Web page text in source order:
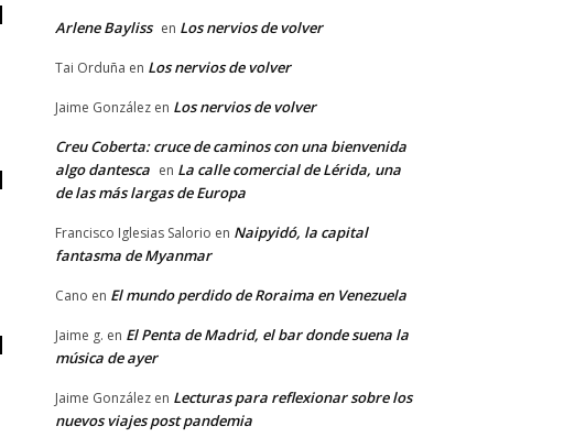
Arlene Bayliss en Los nervios de volver
Tai Orduña en Los nervios de volver
Jaime González en Los nervios de volver
Creu Coberta: cruce de caminos con una bienvenida
algo dantesca en La calle comercial de Lérida, una
de las más largas de Europa
Francisco Iglesias Salorio en Naipyidó, la capital
fantasma de Myanmar
Cano en El mundo perdido de Roraima en Venezuela
Jaime g. en El Penta de Madrid, el bar donde suena la
música de ayer
Jaime González en Lecturas para reflexionar sobre los
nuevos viajes post pandemia